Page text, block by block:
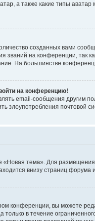
а также какие типы
созданных вами
на конференции, так
На большинстве
на конференцию!
email-сообщения другим
злоупотребления почтовой
тема». Для
внизу страниц
конференции, вы можете
только в течение